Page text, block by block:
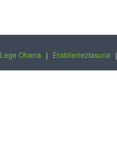
Lege Oharra | Erabilerreztasuna |